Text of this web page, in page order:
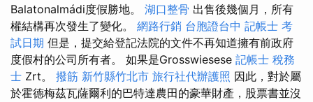
Balatonalmádi度假勝地。 湖口整骨 出售後幾個月，所有
權結構再次發生了變化。 網路行銷 台胞證台中 記帳士 考
試日期 但是，提交給登記法院的文件不再知道擁有前政府
度假村的公司所有者。 如果是Grosswiesese 記帳士 稅務
士 Zrt。 撥筋 新竹縣竹北市 旅行社代辦護照 因此，對於屬
於霍德梅茲瓦薩爾利的巴特達農田的豪華財產，股票書並沒